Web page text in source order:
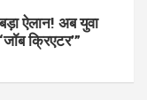
ऐलान! अब युवा
क्रिएटर’”